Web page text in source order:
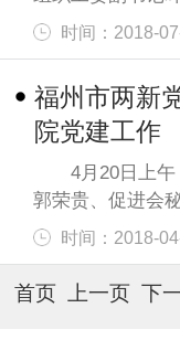
时间：2018-
福州市两新
院党建工作
4月20日上午
郭荣贵、促进会
时间：2018-
首页 上一页 下